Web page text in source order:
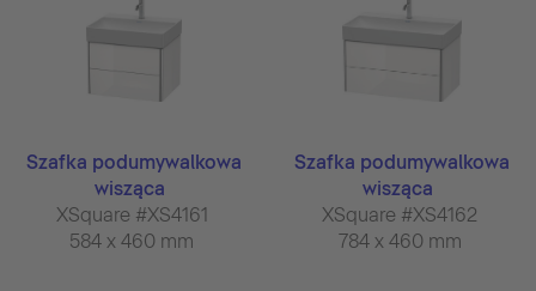
Szafka podumywalkowa
wisząca
XSquare #XS4161
584 x 460 mm
Szafka podumywalkowa
wisząca
XSquare #XS4162
784 x 460 mm